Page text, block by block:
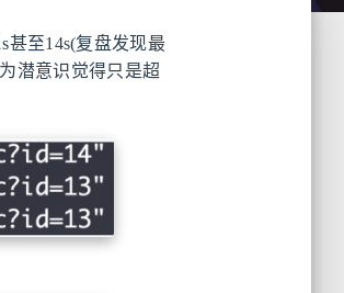
甚至14s(复盘发现最
潜意识觉得只是超